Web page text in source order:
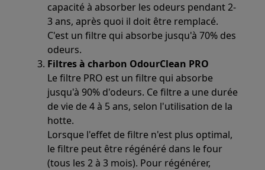
capacité à absorber les odeurs pendant 2-
3 ans, après quoi il doit être remplacé.
C'est un filtre qui absorbe jusqu'à 70% des
odeurs.
Filtres à charbon OdourClean PRO
Le filtre PRO est un filtre qui absorbe
jusqu'à 90% d'odeurs. Ce filtre a une durée
de vie de 4 à 5 ans, selon l'utilisation de la
hotte.
Lorsque l'effet de filtre n'est plus optimal,
le filtre peut être régénéré dans le four
(tous les 2 à 3 mois). Pour régénérer,